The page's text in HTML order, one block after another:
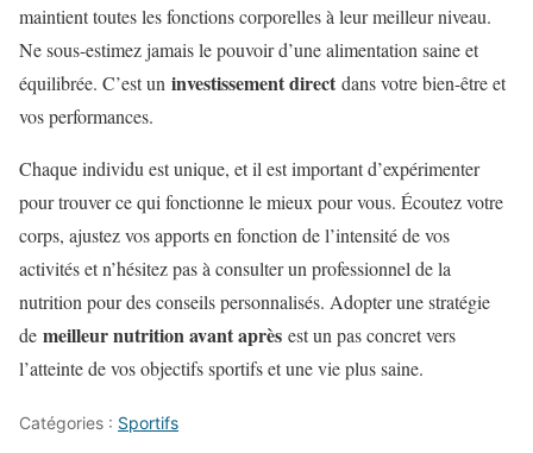
maintient toutes les fonctions corporelles à leur meilleur niveau.
Ne sous-estimez jamais le pouvoir d’une alimentation saine et
équilibrée. C’est un investissement direct dans votre bien-être et
vos performances.
Chaque individu est unique, et il est important d’expérimenter
pour trouver ce qui fonctionne le mieux pour vous. Écoutez votre
corps, ajustez vos apports en fonction de l’intensité de vos
activités et n’hésitez pas à consulter un professionnel de la
nutrition pour des conseils personnalisés. Adopter une stratégie
de meilleur nutrition avant après est un pas concret vers
l’atteinte de vos objectifs sportifs et une vie plus saine.
Catégories : Sportifs